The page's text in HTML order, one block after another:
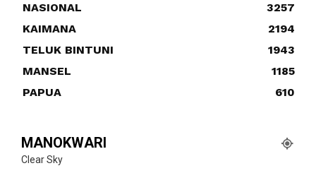
NASIONAL
3257
KAIMANA
2194
TELUK BINTUNI
1943
MANSEL
1185
PAPUA
610
MANOKWARI
Clear Sky